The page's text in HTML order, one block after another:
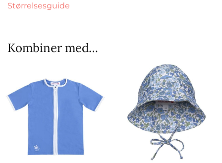
Størrelsesguide
Kombiner med…